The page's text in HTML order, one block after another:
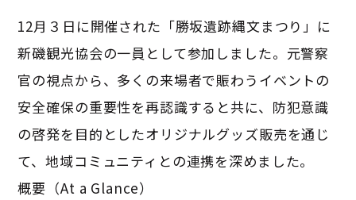
12月３日に開催された「勝坂遺跡縄文まつり」に
新磯観光協会の一員として参加しました。元警察
官の視点から、多くの来場者で賑わうイベントの
安全確保の重要性を再認識すると共に、防犯意識
の啓発を目的としたオリジナルグッズ販売を通じ
て、地域コミュニティとの連携を深めました。
概要（At a Glance）